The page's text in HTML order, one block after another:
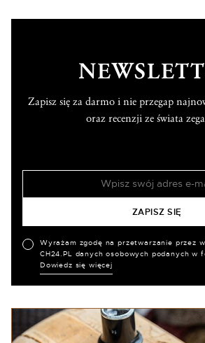
Zapisz się za darmo i nie przegap
oraz recenzji ze świata
Wyrażam zgodę na przetwarzanie przez
CH24.PL danych osobowych podanych w
Dowiedz się więcej